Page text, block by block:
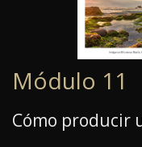
Módulo 11
Cómo producir